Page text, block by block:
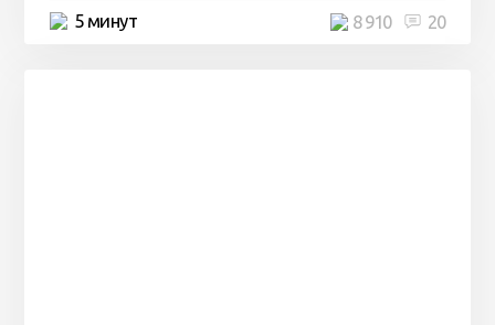
5 минут 20
8 910